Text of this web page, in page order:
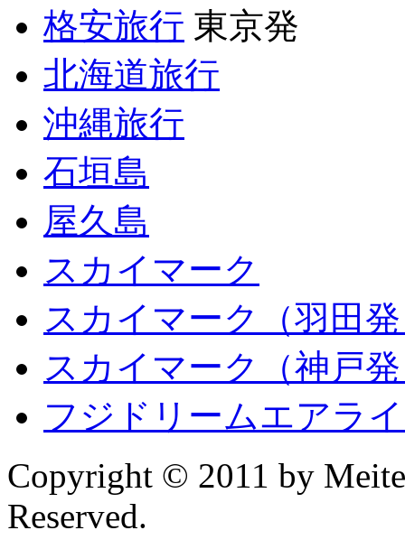
格安旅行 東京発
北海道旅行
沖縄旅行
石垣島
屋久島
スカイマーク
スカイマーク
（羽田
スカイマーク
（神戸
フジドリームエアラ
Copyright © 2011 by
Reserved.